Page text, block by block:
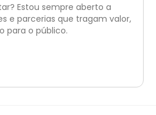
Estou sempre aberto a
e parcerias que tragam valor,
para o público.